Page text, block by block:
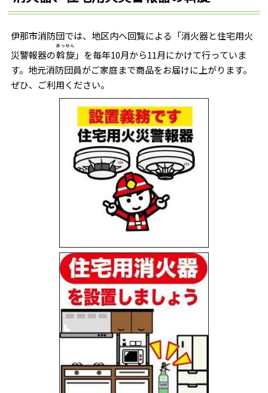
伊那市消防団では、地区内へ回覧による「消火器と住宅用火
災警報器の斡旋
あっせん
」を毎年10月から11月にかけて行っていま
す。地元消防団員がご家庭まで商品をお届けに上がります。
ぜひ、ご利用ください。